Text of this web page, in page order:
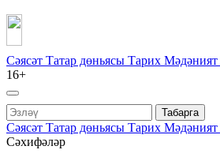
Сәясәт Татар дөньясы Тарих Мәдәният
16+
Табарга
Сәясәт Татар дөньясы Тарих Мәдәният
Сәхифәләр